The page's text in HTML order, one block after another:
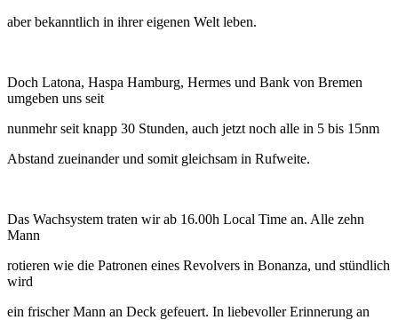
aber bekanntlich in ihrer eigenen Welt leben.
Doch Latona, Haspa Hamburg, Hermes und Bank von Bremen
umgeben uns seit
nunmehr seit knapp 30 Stunden, auch jetzt noch alle in 5 bis 15nm
Abstand zueinander und somit gleichsam in Rufweite.
Das Wachsystem traten wir ab 16.00h Local Time an. Alle zehn
Mann
rotieren wie die Patronen eines Revolvers in Bonanza, und stündlich
wird
ein frischer Mann an Deck gefeuert. In liebevoller Erinnerung an